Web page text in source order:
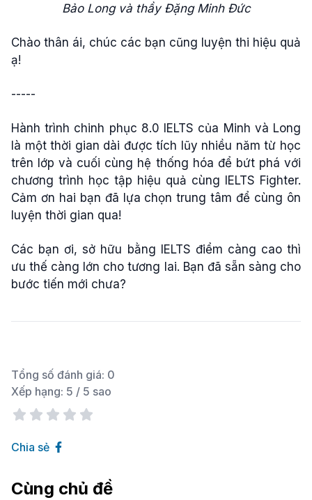
Bảo Long và thầy Đặng Minh Đức
Chào thân ái, chúc các bạn cũng luyện thi hiệu quả
ạ!
-----
Hành trình chinh phục 8.0 IELTS của Minh và Long
là một thời gian dài được tích lũy nhiều năm từ học
trên lớp và cuối cùng hệ thống hóa để bứt phá với
chương trình học tập hiệu quả cùng IELTS Fighter.
Cảm ơn hai bạn đã lựa chọn trung tâm để cùng ôn
luyện thời gian qua!
Các bạn ơi, sở hữu bằng IELTS điểm càng cao thì
ưu thế càng lớn cho tương lai. Bạn đã sẵn sàng cho
bước tiến mới chưa?
Tổng số đánh giá: 0
Xếp hạng: 5 / 5 sao
Chia sẻ
Cùng chủ đề